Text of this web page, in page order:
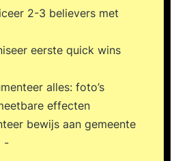
2-3 believers met
eerste quick wins
alles: foto’s
effecten
bewijs aan gemeente
-